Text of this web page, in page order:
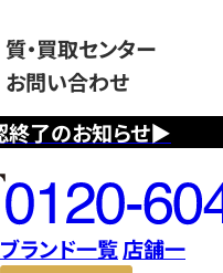
終了のお知らせ▶
質・買取センター
お問い合わせ
フ
リ
ー
ダランド一覧店舗一